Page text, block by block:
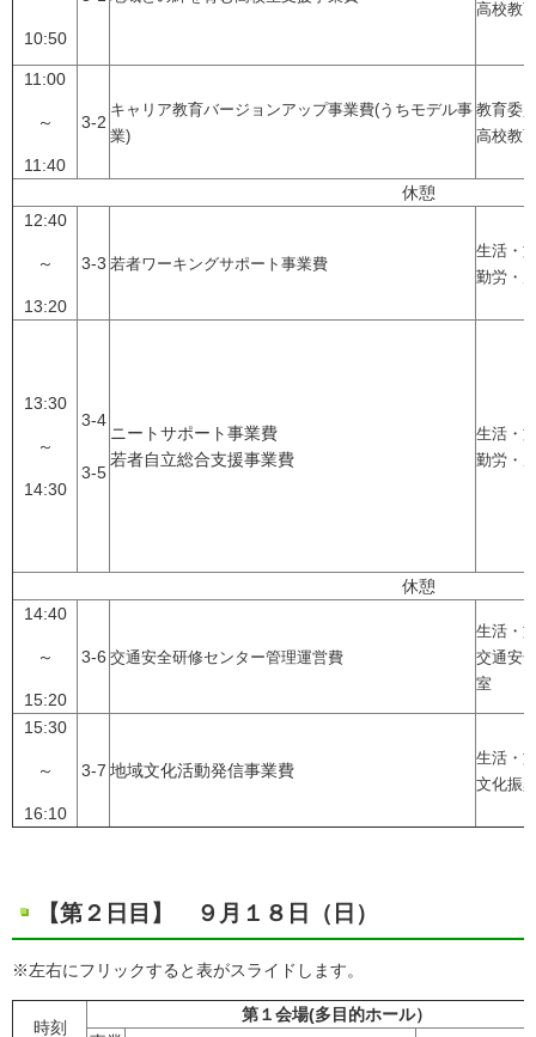
10:50
高校教
11:00
～
11:40
3-2
キャリア教育バージョンアップ事業費(うちモデル事
業)
教育委
高校教
休憩
12:40
～
13:20
3-3 若者ワーキングサポート事業費
生活・
勤労・
13:30
～
14:30
3-4
3-5
ニートサポート事業費
若者自立総合支援事業費
生活・
勤労・
休憩
14:40
～
15:20
3-6 交通安全研修センター管理運営費
生活・
交通安
室
15:30
～
16:10
3-7 地域文化活動発信事業費
生活・
文化振
【第２日目】 ９月１８日（日）
※左右にフリックすると表がスライドします。
時刻
第１会場(多目的ホール）